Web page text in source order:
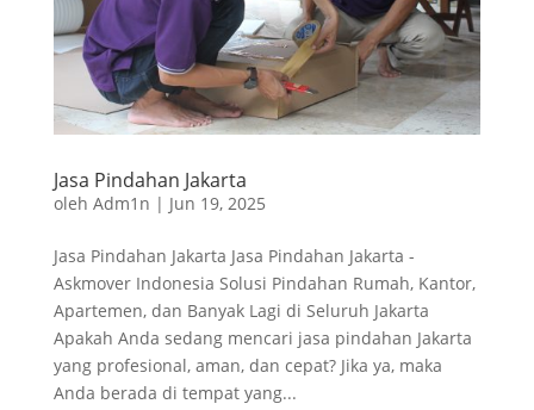
Jasa Pindahan Jakarta
oleh Adm1n | Jun 19, 2025
Jasa Pindahan Jakarta Jasa Pindahan Jakarta -
Askmover Indonesia Solusi Pindahan Rumah, Kantor,
Apartemen, dan Banyak Lagi di Seluruh Jakarta
Apakah Anda sedang mencari jasa pindahan Jakarta
yang profesional, aman, dan cepat? Jika ya, maka
Anda berada di tempat yang...